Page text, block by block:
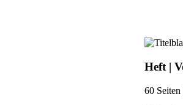
Heft |
60 Seiten